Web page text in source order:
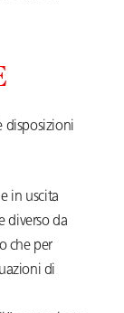
disposizioni
in uscita
diverso da
che per
di